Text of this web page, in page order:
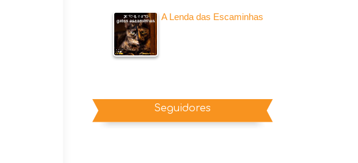
A Lenda das Escaminhas
Seguidores